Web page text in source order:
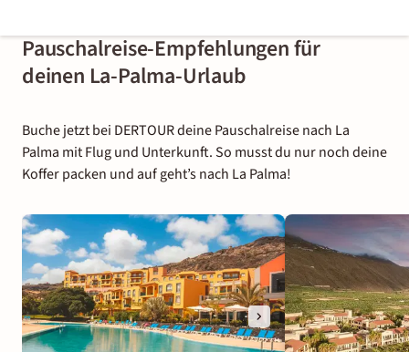
Pauschalreise-Empfehlungen für
deinen La-Palma-Urlaub
Buche jetzt bei DERTOUR deine Pauschalreise nach La
Palma mit Flug und Unterkunft. So musst du nur noch deine
Koffer packen und auf geht’s nach La Palma!